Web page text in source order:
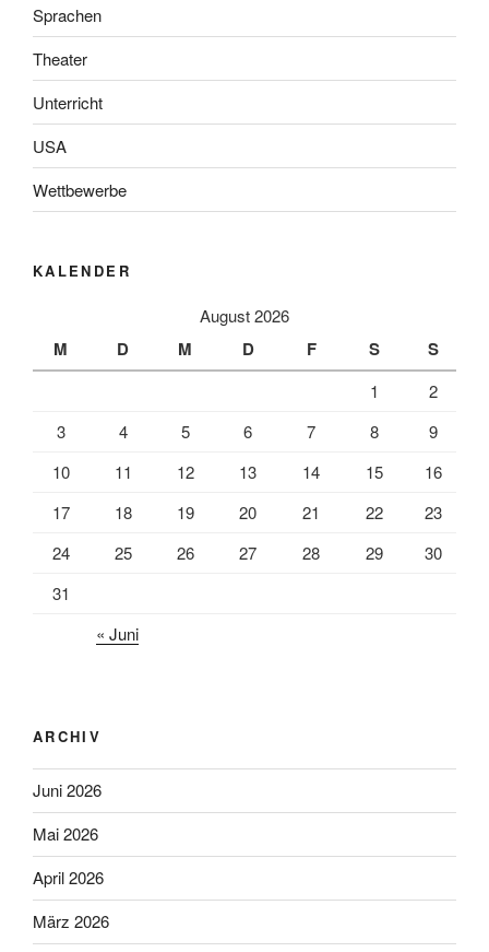
Sprachen
Theater
Unterricht
USA
Wettbewerbe
KALENDER
August 2026
M D M D F S S
1
2
3
4 5 6 7 8
9
10
11 12 13 14 15
16
17
18 19 20 21 22
23
24
25 26 27 28 29
30
31
« Juni
ARCHIV
Juni 2026
Mai 2026
April 2026
März 2026